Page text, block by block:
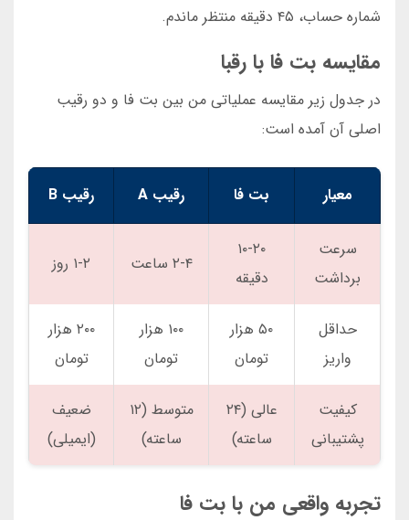
شماره حساب، ۴۵ دقیقه منتظر ماندم.
مقایسه بت فا با رقبا
در جدول زیر مقایسه عملیاتی من بین بت فا و دو رقیب
اصلی آن آمده است:
معیار بت فا رقیب A رقیب B
سرعت
برداشت
۱۰-۲۰
دقیقه
۲-۴ ساعت ۱-۲ روز
حداقل
واریز
۵۰ هزار
تومان
۱۰۰ هزار
تومان
۲۰۰ هزار
تومان
کیفیت
پشتیبانی
عالی (۲۴
ساعته)
متوسط (۱۲
ساعته)
ضعیف
(ایمیلی)
تجربه واقعی من با بت فا